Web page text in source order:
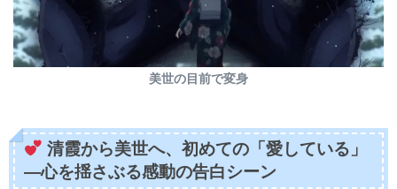
美世の目前で変身
清霞から美世へ、初めての「愛している」
—心を揺さぶる感動の告白シーン